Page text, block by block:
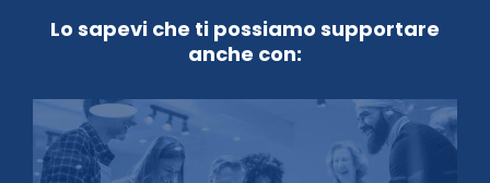
Lo sapevi che ti possiamo supportare
anche con: